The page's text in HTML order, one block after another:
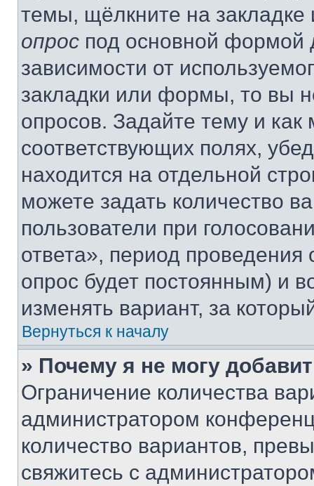
темы, щёлкните на
опрос под основной формой
зависимости от
закладки или формы, то вы
опросов. Задайте тему и
соответствующих полях,
находится на отдельной
можете задать количество
пользователи при
ответа», период проведения
опрос будет постоянным) и
изменять вариант, за
Вернуться к началу
» Почему я не могу
Ограничение количества
администратором
количество вариантов,
свяжитесь с